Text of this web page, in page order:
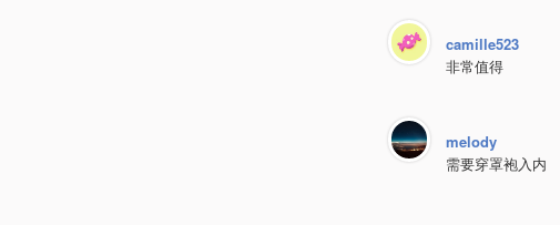
camille523
非常值得
melody
需要穿罩袍入内